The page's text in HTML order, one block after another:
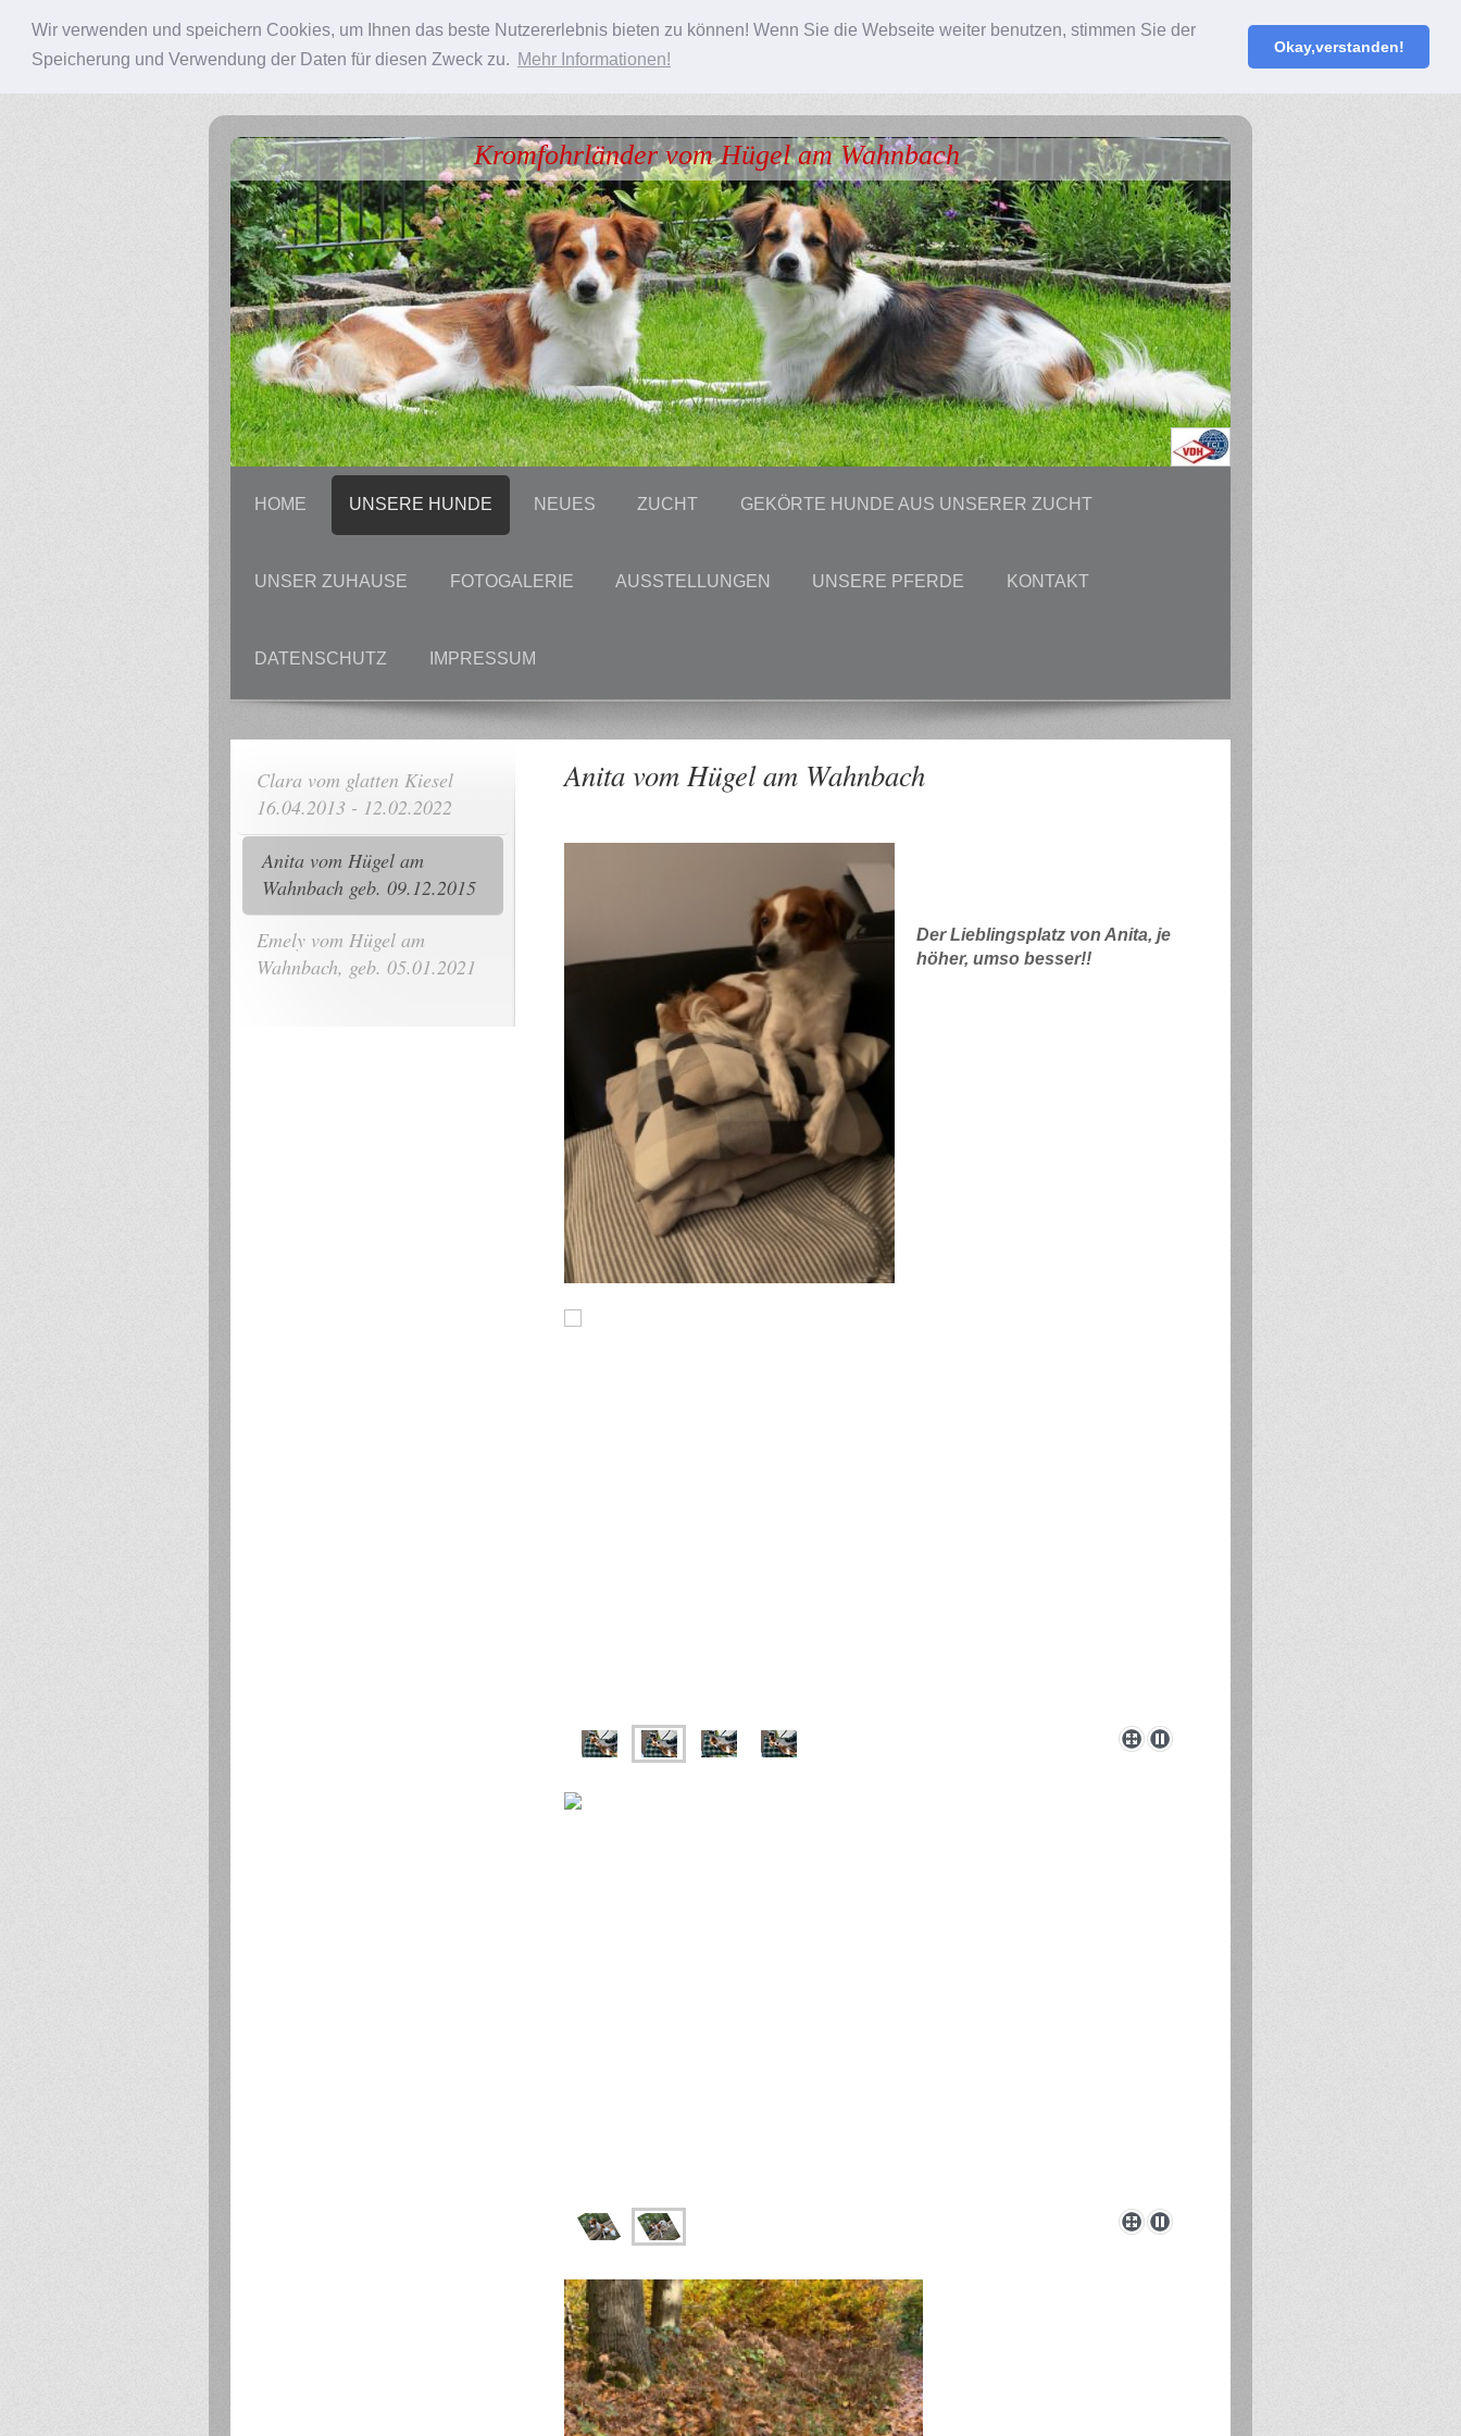
Wir verwenden und speichern Cookies, um Ihnen das beste Nutzererlebnis bieten zu können! Wenn Sie die Webseite weiter benutzen, stimmen Sie der
Speicherung und Verwendung der Daten für diesen Zweck zu. Mehr Informationen!
Okay,verstanden!
Kromfohrländer vom Hügel am Wahnbach
HOME UNSERE HUNDE NEUES ZUCHT GEKÖRTE HUNDE AUS UNSERER ZUCHT
UNSER ZUHAUSE FOTOGALERIE AUSSTELLUNGEN UNSERE PFERDE KONTAKT
DATENSCHUTZ IMPRESSUM
Anita vom Hügel am Wahnbach
Der Lieblingsplatz von Anita, je
höher, umso besser!!
Clara vom glatten Kiesel
16.04.2013 - 12.02.2022
Anita vom Hügel am
Wahnbach geb. 09.12.2015
Emely vom Hügel am
Wahnbach, geb. 05.01.2021